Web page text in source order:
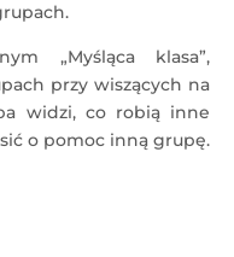
„Myśląca klasa”,
przy wiszących na
widzi, co robią inne
o pomoc inną grupę.